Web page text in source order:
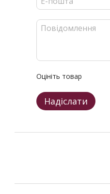
Оцініть товар
Надіслати